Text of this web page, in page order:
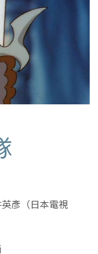
彥（日本電視